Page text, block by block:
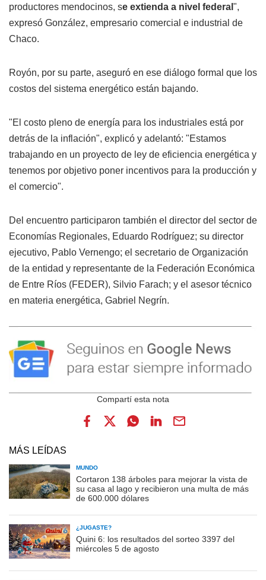
productores mendocinos, se extienda a nivel federal ",
expresó González, empresario comercial e industrial de
Chaco.
Royón, por su parte, aseguró en ese diálogo formal que los
costos del sistema energético están bajando.
"El costo pleno de energía para los industriales está por
detrás de la inflación", explicó y adelantó: "Estamos
trabajando en un proyecto de ley de eficiencia energética y
tenemos por objetivo poner incentivos para la producción y
el comercio".
Del encuentro participaron también el director del sector de
Economías Regionales, Eduardo Rodríguez; su director
ejecutivo, Pablo Vernengo; el secretario de Organización
de la entidad y representante de la Federación Económica
de Entre Ríos (FEDER), Silvio Farach; y el asesor técnico
en materia energética, Gabriel Negrín.
MÁS LEÍDAS
MUNDO
Cortaron 138 árboles para mejorar la vista de
su casa al lago y recibieron una multa de más
de 600.000 dólares
¿JUGASTE?
Quini 6: los resultados del sorteo 3397 del
miércoles 5 de agosto